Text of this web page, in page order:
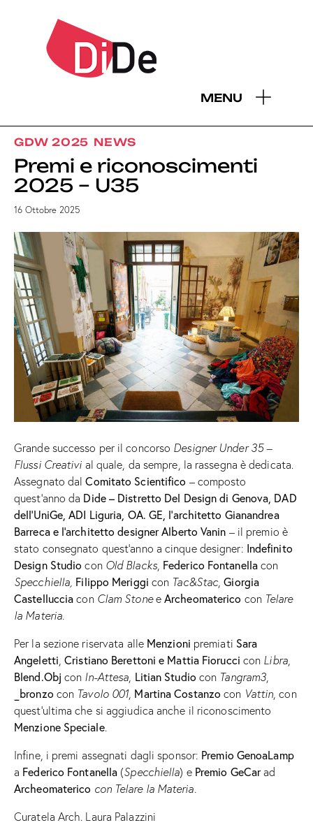
MENU
GDW 2025 NEWS
Premi e riconoscimenti
2025 – U35
16 Ottobre 2025
Grande successo per il concorso Designer Under 35 –
Flussi Creativi al quale, da sempre, la rassegna è dedicata.
Assegnato dalComitato Scientifico – composto
quest’anno da Dide – Distretto Del Design di Genova, DAD
dell’UniGe, ADI Liguria, OA. GE, l’architetto Gianandrea
Barreca e l’architetto designer Alberto Vanin – il premio è
stato consegnato quest’anno a cinque designer: Indefinito
Design Studio con Old Blacks, Federico Fontanellacon
Specchiella, Filippo Meriggi con Tac&Stac,Giorgia
Castelluccia con Clam StoneeArcheomaterico con Telare
la Materia.
Per la sezione riservata alle Menzioni premiati Sara
Angeletti,Cristiano Berettoni e Mattia Fiorucci con Libra,
Blend.Obj con In-Attesa, Litian Studio con Tangram3,
_bronzo con Tavolo 001, Martina Costanzo con Vattin, con
quest’ultima che si aggiudica anche il riconoscimento
Menzione Speciale.
Infine, i premi assegnati dagli sponsor: Premio GenoaLamp
a Federico Fontanella (Specchiella) e Premio GeCarad
Archeomaterico con Telare la Materia.
Curatela Arch. Laura Palazzini